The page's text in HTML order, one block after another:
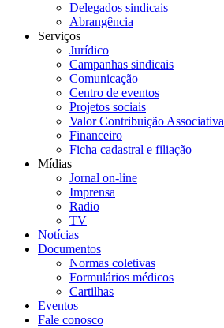
Delegados sindicais
Abrangência
Serviços
Jurídico
Campanhas sindicais
Comunicação
Centro de eventos
Projetos sociais
Valor Contribuição Associativa
Financeiro
Ficha cadastral e filiação
Mídias
Jornal on-line
Imprensa
Radio
TV
Notícias
Documentos
Normas coletivas
Formulários médicos
Cartilhas
Eventos
Fale conosco